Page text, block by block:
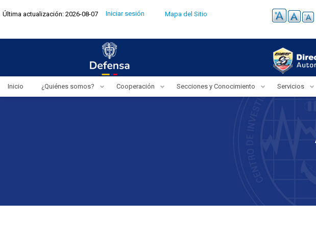
al
Última actualización: 2026-08-07 Menú
usuario
Iniciar sesión Mapa del Sitio
Inicio ¿Quiénes somos? Cooperación Secciones y Conocimiento Servicios